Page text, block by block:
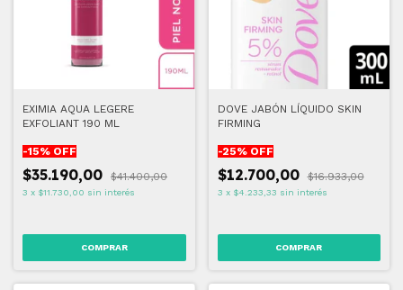
EXIMIA AQUA LEGERE
EXFOLIANT 190 ML
-15% OFF
$35.190,00 $41.400,00
3 x $11.730,00 sin interés
DOVE JABÓN LÍQUIDO SKIN
FIRMING
-25% OFF
$12.700,00 $16.933,00
3 x $4.233,33 sin interés